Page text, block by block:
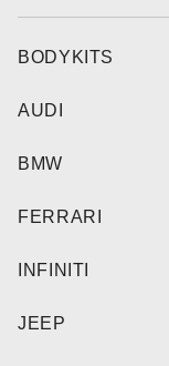
BODYKITS
AUDI
BMW
FERRARI
INFINITI
JEEP